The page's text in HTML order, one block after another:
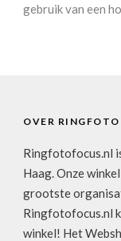
gebruik van een
OVER
Ringfotofocus.nl
Haag. Onze
grootste
Ringfotofocus.nl
winkel! Het